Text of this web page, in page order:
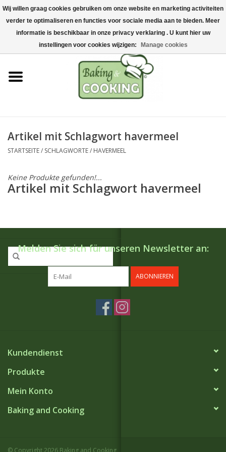
Startseite
Koch-&Backutensilien
Maschinen & Teile
Edelstahl
Rohstoffe & Präsentation
Artikel mit Schlagwort havermeel
STARTSEITE/ SCHLAGWORTE/ HAVERMEEL
Keine Produkte gefunden!...
Artikel mit Schlagwort havermeel
Melden Sie sich für unseren Newsletter an:
ABONNIEREN
Kundendienst
Produkte
Mein Konto
Baking and Cooking
© Copyright 2026 Baking and Cooking
Wij willen graag cookies gebruiken om onze website en marketing activiteiten
verder te optimaliseren en functies voor sociale media aan te bieden. Meer
informatie is beschikbaar in onze privacy verklaring . U kunt hier uw
instellingen voor cookies wijzigen:
Manage cookies